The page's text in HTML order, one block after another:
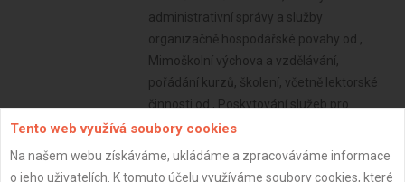
Tento web využívá soubory cookies
Na našem webu získáváme, ukládáme a zpracováváme informace
o jeho uživatelích. K tomuto účelu využíváme soubory cookies, které